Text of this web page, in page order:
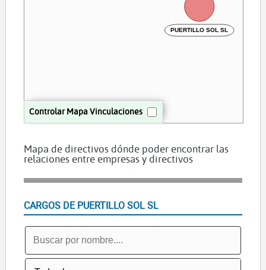
Controlar Mapa Vinculaciones
PUERTILLO SOL SL
Mapa de directivos dónde poder encontrar las
relaciones entre empresas y directivos
CARGOS DE PUERTILLO SOL SL